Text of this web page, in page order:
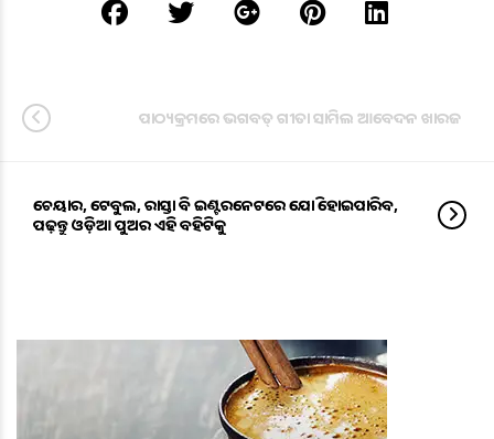
ପାଠ୍ୟକ୍ରମରେ ଭଗବତ୍ ଗୀତା ସାମିଲ ଆବେଦନ ଖାରଜ
ଚେୟାର, ଟେବୁଲ, ରାସ୍ତା ବି ଇଣ୍ଟରନେଟରେ ଯୋଡି ହୋଇପାରିବ,
ପଢ଼ନ୍ତୁ ଓଡ଼ିଆ ପୁଅର ଏହି ବହିଟିକୁ